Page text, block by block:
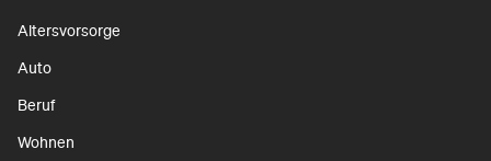
Altersvorsorge
Auto
Beruf
Wohnen